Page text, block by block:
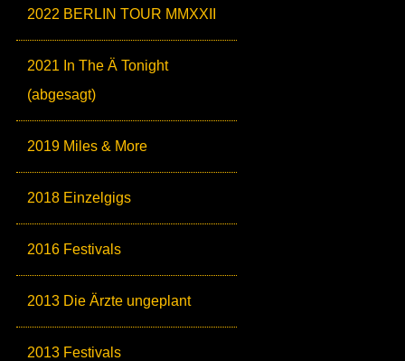
2022 BERLIN TOUR MMXXII
2021 In The Ä Tonight
(abgesagt)
2019 Miles & More
2018 Einzelgigs
2016 Festivals
2013 Die Ärzte ungeplant
2013 Festivals